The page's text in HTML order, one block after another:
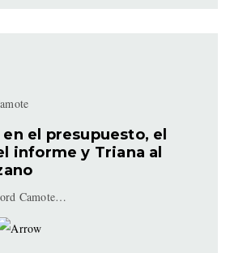
el presupuesto, el
informe y Triana al
Camote…